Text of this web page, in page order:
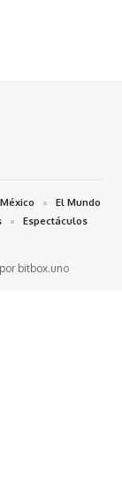
bitbox.uno
México
El Mundo
Espectáculos